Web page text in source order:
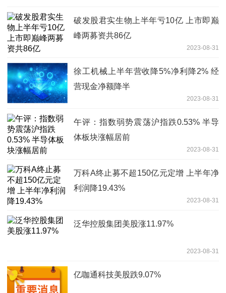
破发股君实生物上半年亏10亿 上市即巅
峰两募资共86亿
2023-08-31
徐工机械上半年营收降5%净利降2% 经
营现金净额降半
2023-08-31
午评：指数弱势震荡沪指跌0.53% 半导
体板块涨幅居前
2023-08-31
万科A终止募不超150亿元定增 上半年净
利润降19.43%
2023-08-31
泛华控股集团美股涨11.97%
2023-08-31
亿咖通科技美股跌9.07%